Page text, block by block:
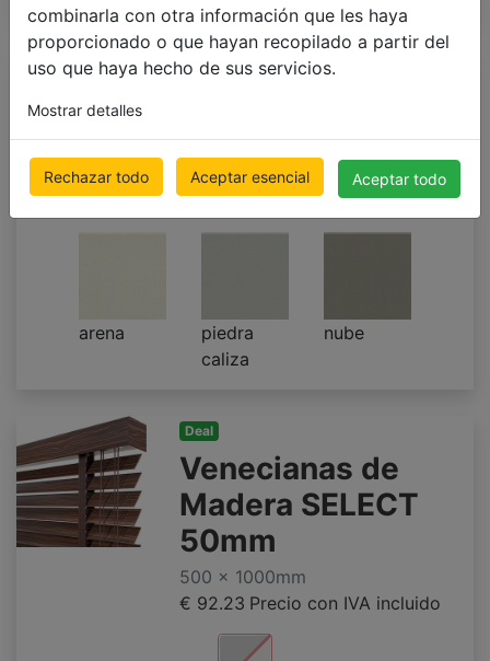
combinarla con otra información que les haya
proporcionado o que hayan recopilado a partir del
uso que haya hecho de sus servicios.
Mostrar detalles
Rechazar todo Aceptar esencial Aceptar todo
Deal
madera 25mm LUX
500 x 1000mm
€ 98.55 Precio con IVA incluido
arena
piedra
caliza
nube
Deal
Venecianas de
Madera SELECT
50mm
500 x 1000mm
€ 92.23 Precio con IVA incluido